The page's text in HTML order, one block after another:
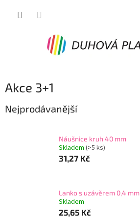
Akce 3+1
Nejprodávanější
Náušnice kruh 40 mm
Skladem (>5 ks)
31,27 Kč
Lanko s uzávěrem 0,4 mm
Skladem
25,65 Kč